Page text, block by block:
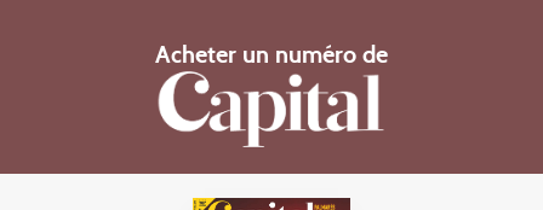
Acheter un numéro de